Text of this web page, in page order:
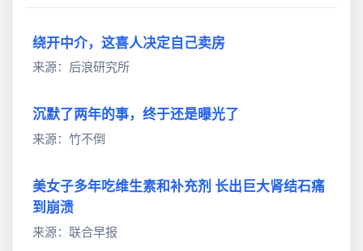
绕开中介，这喜人决定自己卖房
来源：后浪研究所
沉默了两年的事，终于还是曝光了
来源：竹不倒
美女子多年吃维生素和补充剂 长出巨大肾结石痛
到崩溃
来源：联合早报